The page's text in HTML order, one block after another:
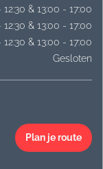
& 13:00 - 17:00
& 13:00 - 17:00
& 13:00 - 17:00
Gesloten
Plan je route